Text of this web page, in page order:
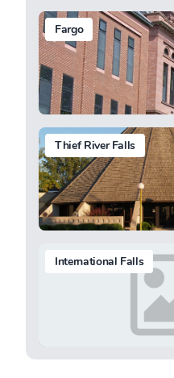
Fargo
Thief River Falls
International Falls